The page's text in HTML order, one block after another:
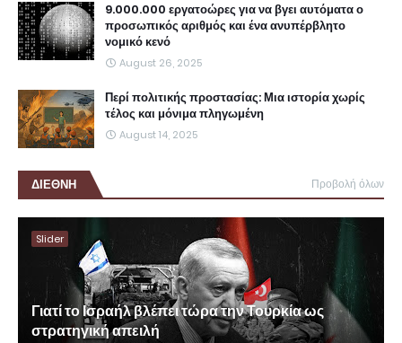
9.000.000 εργατοώρες για να βγει αυτόματα ο
προσωπικός αριθμός και ένα ανυπέρβλητο
νομικό κενό
August 26, 2025
Περί πολιτικής προστασίας: Μια ιστορία χωρίς
τέλος και μόνιμα πληγωμένη
August 14, 2025
ΔΙΕΘΝΗ Προβολή όλων
Slider
Γιατί το Ισραήλ βλέπει τώρα την Τουρκία ως
στρατηγική απειλή